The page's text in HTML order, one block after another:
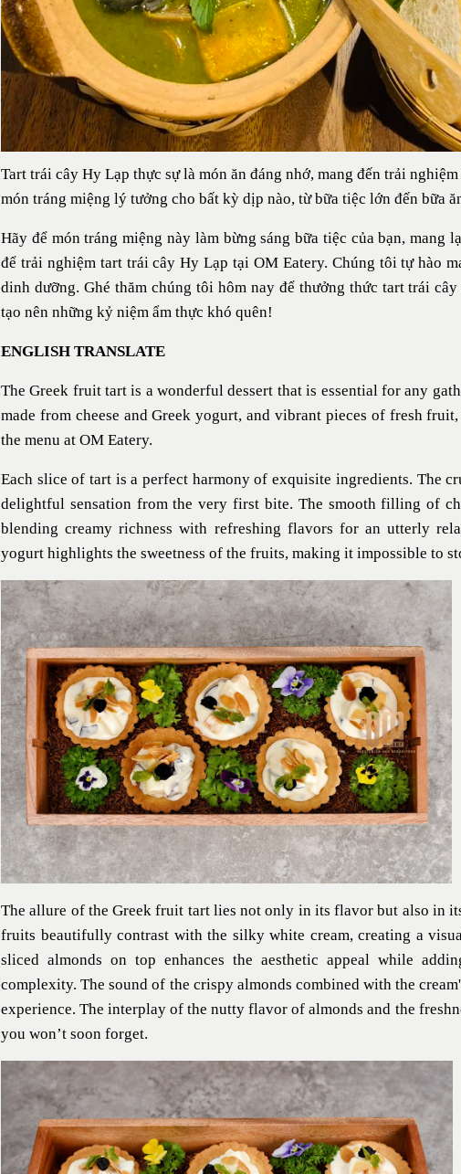
Tart trái cây Hy Lạp thực sự là món ăn đáng nhớ, mang đến trải
món tráng miệng lý tưởng cho bất kỳ dịp nào, từ bữa tiệc lớn đến bữa
Hãy để món tráng miệng này làm bừng sáng bữa tiệc của bạn,
để trải nghiệm tart trái cây Hy Lạp tại OM Eatery. Chúng tôi tự hào
dinh dưỡng. Ghé thăm chúng tôi hôm nay để thưởng thức tart trái
tạo nên những kỷ niệm ẩm thực khó quên!
ENGLISH TRANSLATE
TheGreek fruit tart is a wonderful dessert that is essential for any
made from cheese and Greek yogurt, and vibrant pieces of fresh
the menu at OM Eatery.
Each slice of tart is a perfect harmony of exquisite ingredients. The
delightful sensation from the very first bite. The smooth filling of
blending creamy richness with refreshing flavors for an utterly
yogurt highlights the sweetness of the fruits, making it impossible to
The allure of theGreek fruit tartlies not only in its flavor but also in
fruits beautifully contrast with the silky white cream, creating a
sliced almonds on top enhances the aesthetic appeal while
complexity. The sound of the crispy almonds combined with the
experience. The interplay of the nutty flavor of almonds and the
you won’t soon forget.